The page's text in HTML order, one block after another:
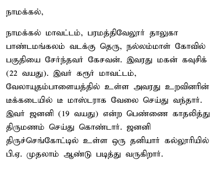
நாமக்கல்,
நாமக்கல் மாவட்டம், பரமத்திவேலூர் தாலுகா
பாண்டமங்கலம் வடக்கு தெரு, நல்லம்மாள் கோவில்
பகுதியை சேர்ந்தவர் கேசவன். இவரது மகன் கவுசிக்
(22 வயது). இவர் கரூர் மாவட்டம்,
வேலாயுதம்பாளையத்தில் உள்ள அவரது உறவினரின்
டீக்கடையில் டீ மாஸ்டராக வேலை செய்து வந்தார்.
இவர் ஜனனி (19 வயது) என்ற பெண்ணை காதலித்து
திருமணம் செய்து கொண்டார். ஜனனி
திருச்செங்கோட்டில் உள்ள ஒரு தனியார் கல்லூரியில்
பி.ஏ. முதலாம் ஆண்டு படித்து வருகிறார்.